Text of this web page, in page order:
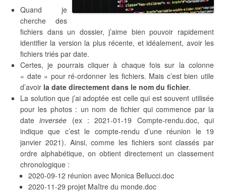
Quand je
cherche des
fichiers dans un dossier, j’aime bien pouvoir rapidement
identifier la version la plus récente, et idéalement, avoir les
fichiers triés par date.
Certes, je pourrais cliquer à chaque fois sur la colonne
« date » pour ré-ordonner les fichiers. Mais c’est bien utile
d’avoir la date directement dans le nom du fichier.
La solution que j’ai adoptée est celle qui est souvent utilisée
pour les photos : un nom de fichier qui commence par la
dateinversée (ex : 2021-01-19 Compte-rendu.doc, qui
indique que c’est le compte-rendu d’une réunion le 19
janvier 2021). Ainsi, comme les fichiers sont classés par
ordre alphabétique, on obtient directement un classement
chronologique :
2020-09-12 réunion avec Monica Bellucci.doc
2020-11-29 projet Maître du monde.doc